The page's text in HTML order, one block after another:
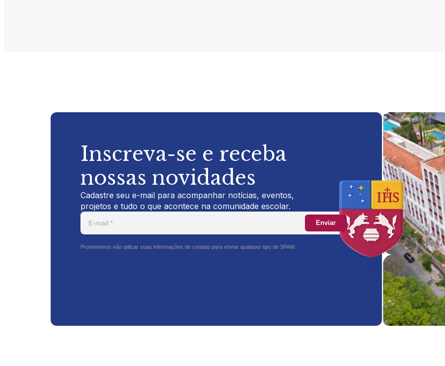
Inscreva-se e receba
nossas novidades
Cadastre seu e-mail para acompanhar notícias, eventos,
projetos e tudo o que acontece na comunidade escolar.
Enviar
Prometemos não utilizar suas informações de contato para enviar qualquer tipo de SPAM.